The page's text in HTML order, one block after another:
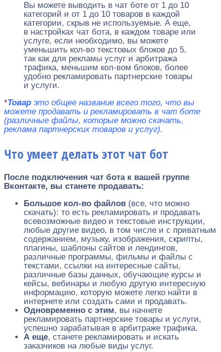
Вы можете выводить в чат боте от 1 до 10
категорий и от 1 до 10 товаров в каждой
категории, скрыв не используемые. А еще,
в настройках чат бота, в каждом товаре или
услуге, если необходимо, вы можете
уменьшить кол-во текстовых блоков до 5,
так как для рекламы услуг и арбитража
трафика, меньшим кол-вом блоков, более
удобно рекламировать партнерские товары
и услуги.
*Товар это общее название всего того, что вы
можете продавать и рекламировать в чат боте
(различные файлы, которые можно скачать,
реклама партнерских товаров и услуг).
Что умеет делать этот чат бот
После подключения чат бота к вашей группе
Вконтакте, вы станете продавать:
Большое кол-во файлов (все, что можно
скачать): то есть рекламировать и продавать
всевозможные видео и текстовые инструкции,
любые другие видео, в том числе и с приватным
содержанием, музыку, изображения, скрипты,
плагины, шаблоны сайтов и лендингов,
различные программы, фильмы и файлы с
текстами, ссылки на интересные сайты,
различные базы данных, обучающие курсы и
кейсы, вебинары и любую другую интересную
информацию, которую можете легко найти в
интернете или создать сами и продавать.
Одновременно с этим, вы начнете
рекламировать партнерские товары и услуги,
успешно зарабатывая в арбитраже трафика.
А еще, станете рекламировать и искать
заказчиков на любые виды услуг.